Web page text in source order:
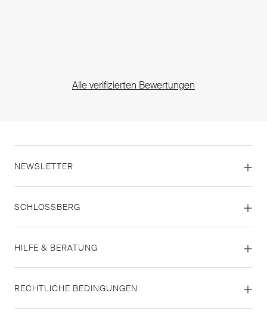
Alle verifizierten Bewertungen
NEWSLETTER
SCHLOSSBERG
HILFE & BERATUNG
RECHTLICHE BEDINGUNGEN